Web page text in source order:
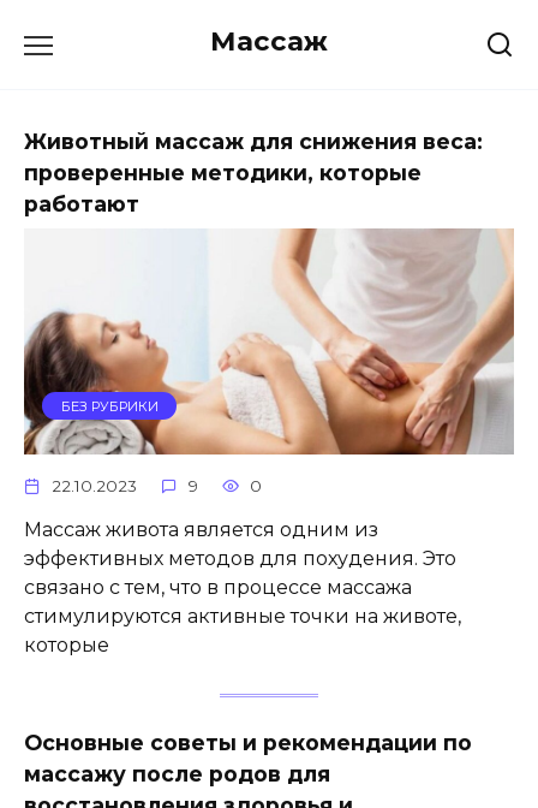
Массаж
Животный массаж для снижения веса:
проверенные методики, которые
работают
БЕЗ РУБРИКИ
22.10.2023 9 0
Массаж живота является одним из
эффективных методов для похудения. Это
связано с тем, что в процессе массажа
стимулируются активные точки на животе,
которые
Основные советы и рекомендации по
массажу после родов для